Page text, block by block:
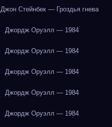
Джон Стейнбек — Гроздья гнева
Джордж Оруэлл — 1984
Джордж Оруэлл — 1984
Джордж Оруэлл — 1984
Джордж Оруэлл — 1984
Джордж Оруэлл — 1984